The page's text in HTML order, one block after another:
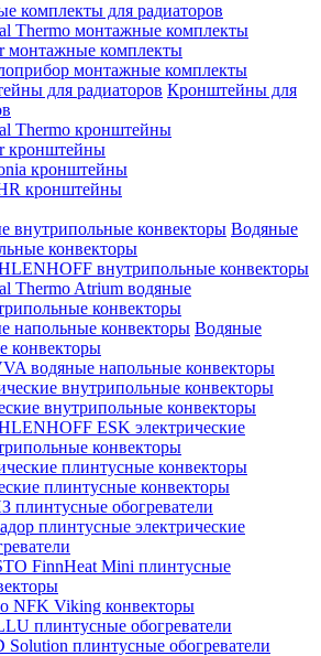
комплекты для радиаторов
Thermo монтажные комплекты
монтажные комплекты
монтажные комплекты
Кронштейны для
Thermo кронштейны
кронштейны
кронштейны
кронштейны
Водяные
конвекторы
внутрипольные конвекторы
Thermo Atrium водяные
конвекторы
Водяные
конвекторы
водяные напольные конвекторы
внутрипольные конвекторы
ESK электрические
конвекторы
плинтусные конвекторы
плинтусные обогреватели
плинтусные электрические
FinnHeat Mini плинтусные
NFK Viking конвекторы
плинтусные обогреватели
Solution плинтусные обогреватели